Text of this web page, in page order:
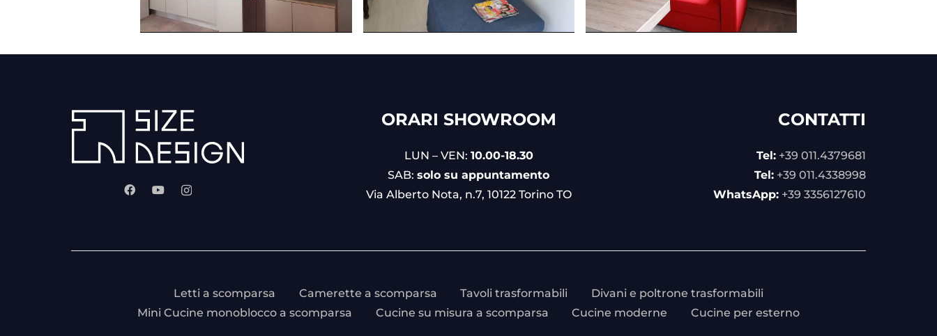
ORARI SHOWROOM
LUN – VEN: 10.00-18.30
SAB: solo su appuntamento
Via Alberto Nota, n.7, 10122 Torino TO
CONTATTI
Tel: +39 011.4379681
Tel: +39 011.4338998
WhatsApp: +39 3356127610
Letti a scomparsa Camerette a scomparsa Tavoli trasformabili
Divani e poltrone trasformabili
Mini Cucine monoblocco a scomparsa
Cucine su misura a scomparsa Cucine moderne Cucine per esterno